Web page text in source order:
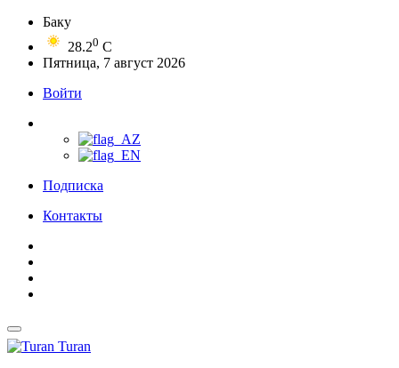
Баку
28.20 C
Пятница, 7 август 2026
Войти
Подписка
Контакты
Turan